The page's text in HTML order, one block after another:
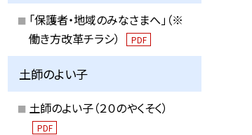
「保護者・地域のみなさまへ」（※
働き方改革チラシ）
PDF
土師のよい子
土師のよい子（２０のやくそく）
PDF